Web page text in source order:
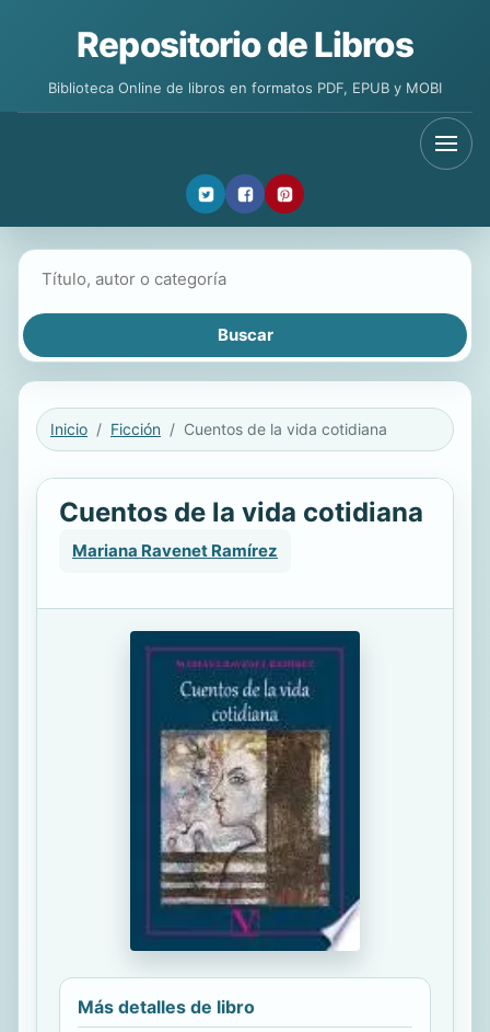
Repositorio de Libros
Biblioteca Online de libros en formatos PDF, EPUB y MOBI
Inicio Ficción Cuentos de la vida cotidiana
Cuentos de la vida cotidiana
Mariana Ravenet Ramírez
Más detalles de libro